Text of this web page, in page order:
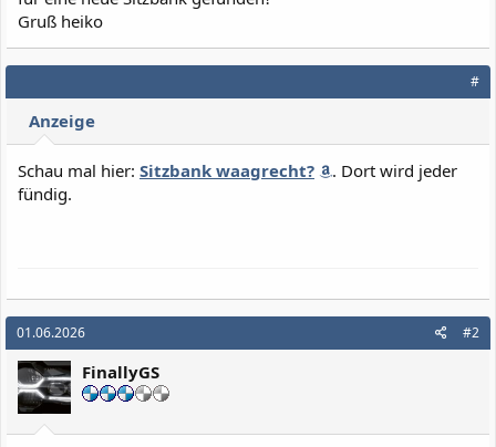
Gruß heiko
#
Anzeige
Schau mal hier: Sitzbank waagrecht?
. Dort wird jeder
fündig.
01.06.2026 #2
FinallyGS